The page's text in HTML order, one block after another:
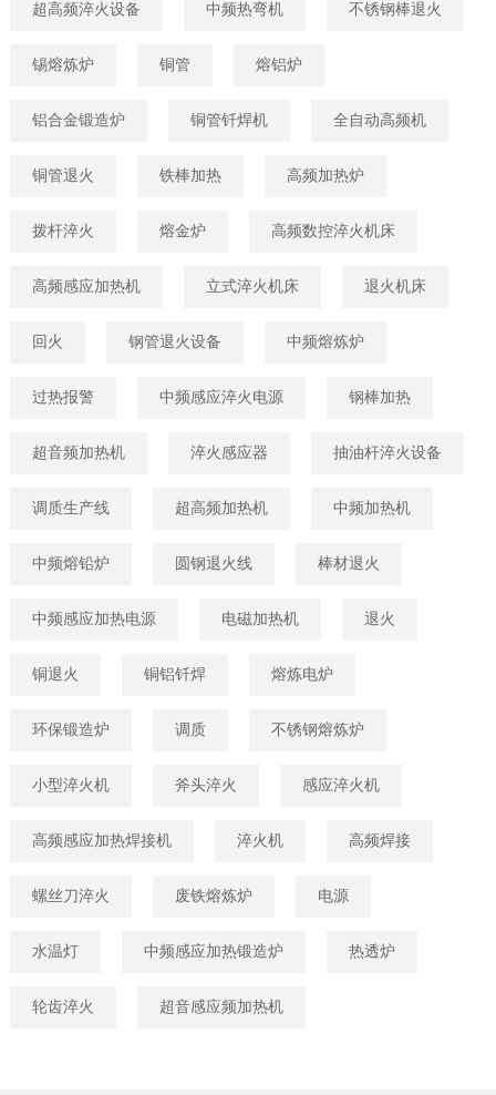
超高频淬火设备 中频热弯机 不锈钢棒退火
锡熔炼炉 铜管 熔铝炉
铝合金锻造炉 铜管钎焊机 全自动高频机
铜管退火 铁棒加热 高频加热炉
拨杆淬火 熔金炉 高频数控淬火机床
高频感应加热机 立式淬火机床 退火机床
回火 钢管退火设备 中频熔炼炉
过热报警 中频感应淬火电源 钢棒加热
超音频加热机 淬火感应器 抽油杆淬火设备
调质生产线 超高频加热机 中频加热机
中频熔铅炉 圆钢退火线 棒材退火
中频感应加热电源 电磁加热机 退火
铜退火 铜铝钎焊 熔炼电炉
环保锻造炉 调质 不锈钢熔炼炉
小型淬火机 斧头淬火 感应淬火机
高频感应加热焊接机 淬火机 高频焊接
螺丝刀淬火 废铁熔炼炉 电源
水温灯 中频感应加热锻造炉 热透炉
轮齿淬火 超音感应频加热机